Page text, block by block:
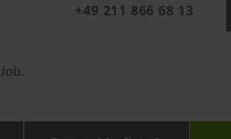
+49 211 866 68 13